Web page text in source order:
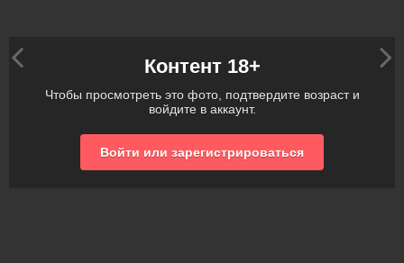
Контент 18+
Чтобы просмотреть это фото, подтвердите возраст и
войдите в аккаунт.
Войти или зарегистрироваться